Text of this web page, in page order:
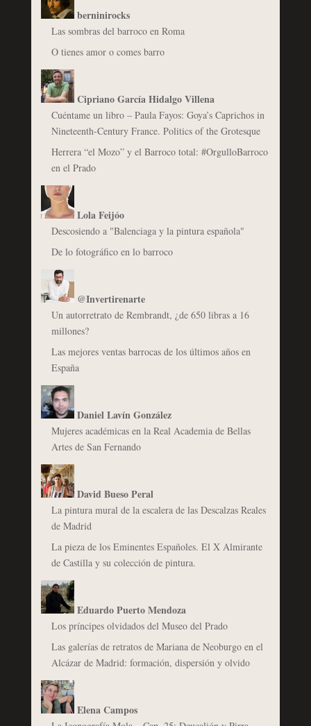
berninirocks
Las sombras del barroco en Roma
O tienes amor o comes barro
Cipriano García Hidalgo Villena
Cuéntame un libro – Paula Fayos: Goya’s Caprichos in
Nineteenth-Century France. Politics of the Grotesque
Herrera “el Mozo” y el Barroco total: #OrgulloBarroco
en el Prado
Lola Feijóo
Descosiendo a "Balenciaga y la pintura española"
De lo fotográfico en lo barroco
@Invertirenarte
Un autorretrato de Rembrandt, ¿de 650 libras a 16
millones?
Las mejores ventas barrocas de los últimos años en
España
Daniel Lavín González
Mujeres académicas en la Real Academia de Bellas
Artes de San Fernando
David Bueso Peral
La pintura mural de la escalera de las Descalzas Reales
de Madrid
La pieza de los Eminentes Españoles. El X Almirante
de Castilla y su colección de pintura.
Eduardo Puerto Mendoza
Los príncipes olvidados del Museo del Prado
Las galerías de retratos de Mariana de Neoburgo en el
Alcázar de Madrid: formación, dispersión y olvido
Elena Campos